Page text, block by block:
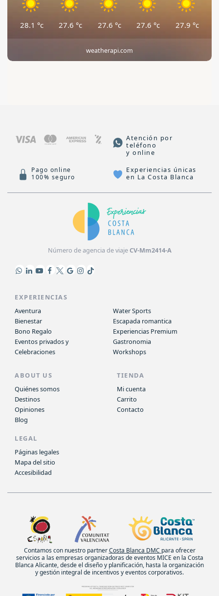
28.1 °c 27.6 °c 27.6 °c 27.6 °c 27.9 °c
weatherapi.com
Atención por
teléfono
y online
Pago online
100% seguro
Experiencias únicas
en La Costa Blanca
Número de agencia de viajeCV-Mm2414-A
EXPERIENCIAS
Aventura
Bienestar
Bono Regalo
Eventos privados y
Celebraciones
Water Sports
Escapada romantica
Experiencias Premium
Gastronomia
Workshops
ABOUT US
Quiénes somos
Destinos
Opiniones
Blog
TIENDA
Mi cuenta
Carrito
Contacto
LEGAL
Páginas legales
Mapa del sitio
Accesibilidad
Contamos con nuestro partnerCosta Blanca DMC para ofrecer
servicios a las empresas organizadoras de eventos MICE en la Costa
Blanca Alicante, desde el diseño y planificación, hasta la organización
y gestión integral de incentivos y eventos corporativos.